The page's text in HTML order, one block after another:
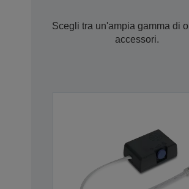
Scegli tra un'ampia gamma di
accessori.